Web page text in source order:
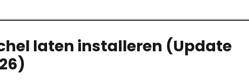
laten installeren (Update